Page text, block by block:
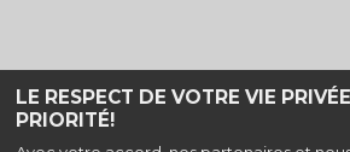
LE RESPECT DE VOTRE VIE
PRIORITÉ!